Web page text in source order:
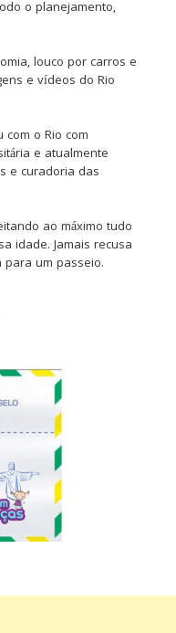
o planejamento,
louco por carros e
e vídeos do Rio
o Rio com
e atualmente
e curadoria das
ao máximo tudo
idade. Jamais recusa
para um passeio.